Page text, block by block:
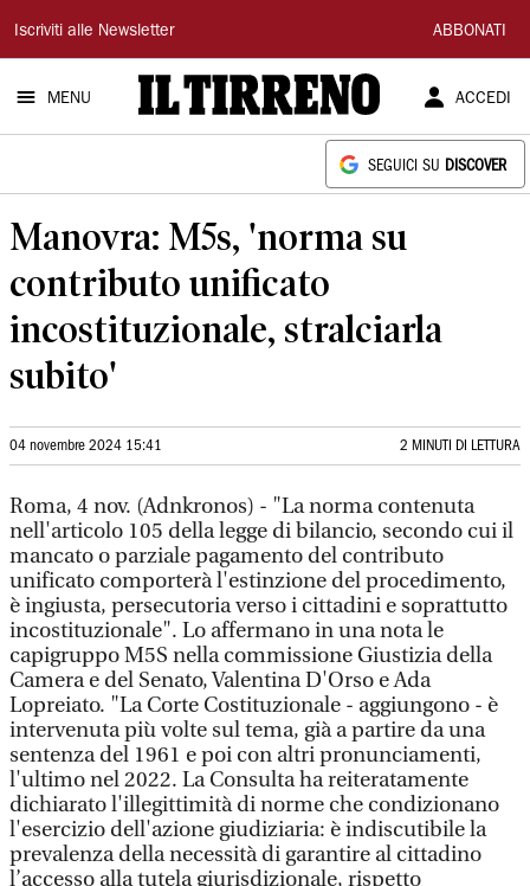
Il
Tirreno
Iscriviti alle Newsletter ABBONATI
MENU ACCEDI
SEGUICI SU DISCOVER
Manovra: M5s, 'norma su
contributo unificato
incostituzionale, stralciarla
subito'
04 novembre 2024 15:41 2 MINUTI DI LETTURA
Roma, 4 nov. (Adnkronos) - "La norma contenuta
nell'articolo 105 della legge di bilancio, secondo cui il
mancato o parziale pagamento del contributo
unificato comporterà l'estinzione del procedimento,
è ingiusta, persecutoria verso i cittadini e soprattutto
incostituzionale". Lo affermano in una nota le
capigruppo M5S nella commissione Giustizia della
Camera e del Senato, Valentina D'Orso e Ada
Lopreiato. "La Corte Costituzionale - aggiungono - è
intervenuta più volte sul tema, già a partire da una
sentenza del 1961 e poi con altri pronunciamenti,
l'ultimo nel 2022. La Consulta ha reiteratamente
dichiarato l'illegittimità di norme che condizionano
l'esercizio dell'azione giudiziaria: è indiscutibile la
prevalenza della necessità di garantire al cittadino
l’accesso alla tutela giurisdizionale, rispetto